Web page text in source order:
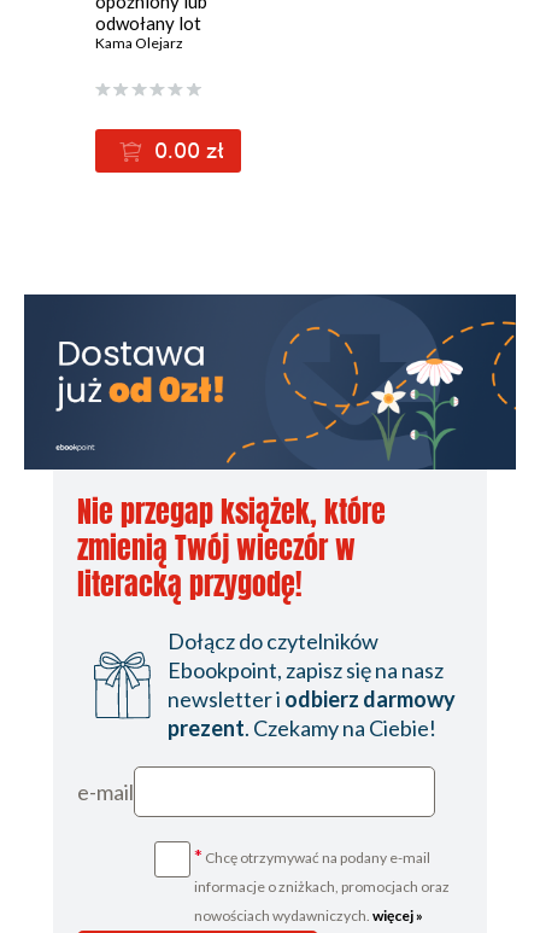
Procedury i jeszcze raz procedury
Nawet jeśli spadniesz...
odwołany lot
Kama Olejarz
0.00 zł
Nie przegap książek, które
zmienią Twój wieczór w
literacką przygodę!
Dołącz do czytelników
Ebookpoint, zapisz się na nasz
newsletter i odbierz darmowy
prezent. Czekamy na Ciebie!
e-mail
* Chcę otrzymywać na podany e-mail
informacje o zniżkach, promocjach oraz
nowościach wydawniczych. więcej »